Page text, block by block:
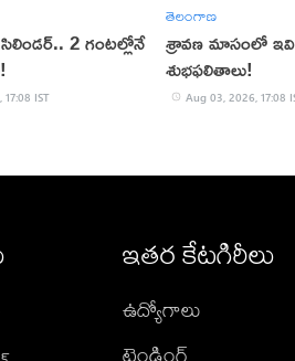
2 గంటల్లోనే
IST
తెలంగాణ
శ్రావణ మాసంలో ఇవి
శుభఫలితాలు!
Aug 03, 2026, 17:08
ఇతర కేటగిరీలు
ఉద్యోగాలు